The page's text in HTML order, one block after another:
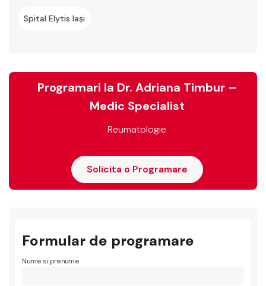
Spital Elytis Iași
Programari la Dr. Adriana Timbur –
Medic Specialist
Reumatologie
Solicita o Programare
Formular de programare
Nume si prenume